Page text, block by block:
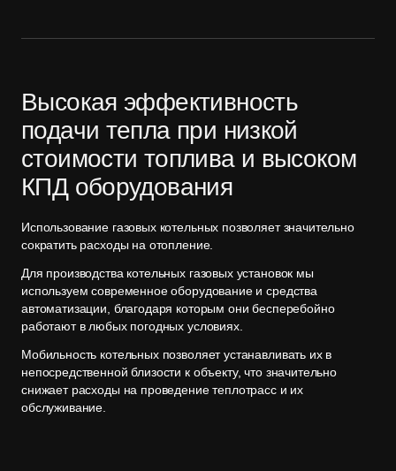
Высокая эффективность
подачи тепла при низкой
стоимости топлива и высоком
КПД оборудования
Использование газовых котельных позволяет значительно
сократить расходы на отопление.
Для производства котельных газовых установок мы
используем современное оборудование и средства
автоматизации, благодаря которым они бесперебойно
работают в любых погодных условиях.
Мобильность котельных позволяет устанавливать их в
непосредственной близости к объекту, что значительно
снижает расходы на проведение теплотрасс и их
обслуживание.